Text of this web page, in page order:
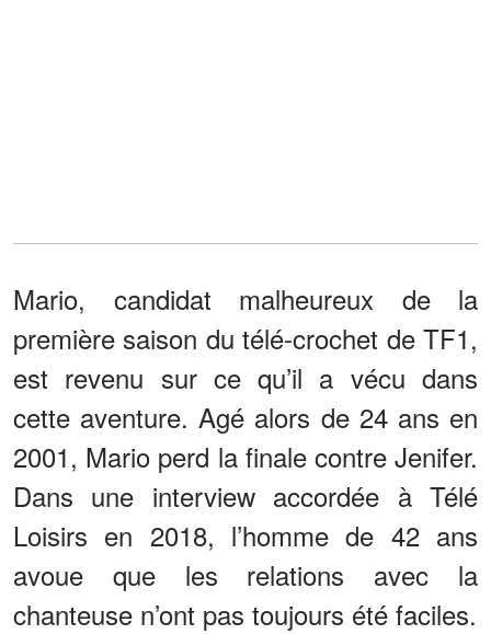
Mario, candidat malheureux de la
première saison du télé-crochet de TF1,
est revenu sur ce qu’il a vécu dans
cette aventure. Agé alors de 24 ans en
2001, Mario perd la finale contre Jenifer.
Dans une interview accordée à Télé
Loisirs en 2018, l’homme de 42 ans
avoue que les relations avec la
chanteuse n’ont pas toujours été faciles.